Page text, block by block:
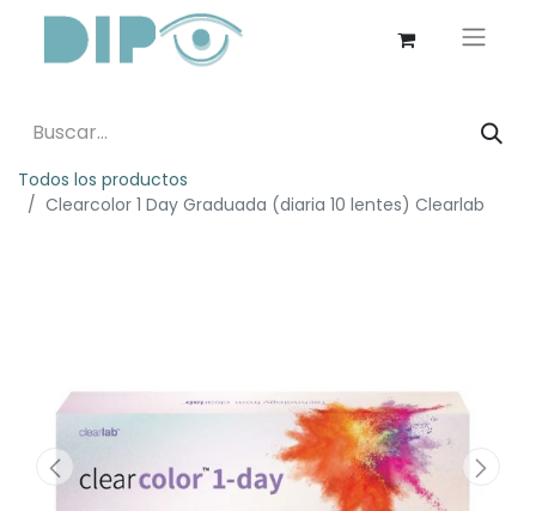
Todos los productos
Clearcolor 1 Day Graduada (diaria 10 lentes) Clearlab